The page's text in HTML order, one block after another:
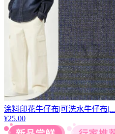
涂料印花牛仔布|可洗水牛仔布|...
¥25.00